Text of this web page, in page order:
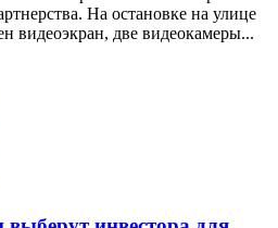
На остановке на улице
видеоэкран, две видеокамеры...